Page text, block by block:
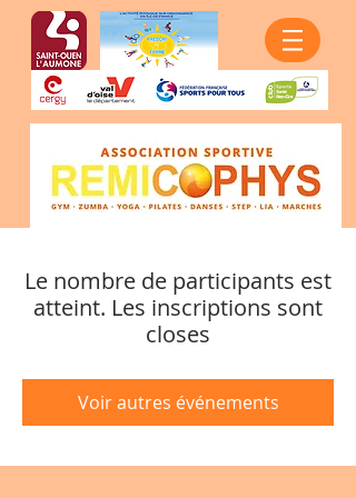
Le nombre de participants est
atteint. Les inscriptions sont
closes
Voir autres événements